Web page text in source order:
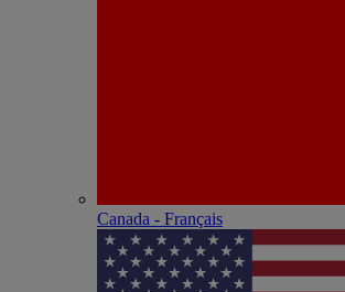
Canada - Français